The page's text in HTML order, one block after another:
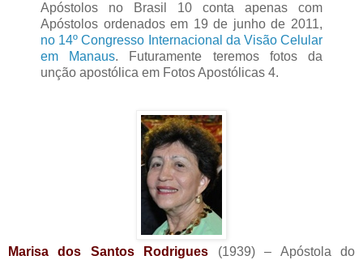
Apóstolos no Brasil 10 conta apenas com
Apóstolos ordenados em 19 de junho de 2011,
no 14º Congresso Internacional da Visão Celular
em Manaus. Futuramente teremos fotos da
unção apostólica em Fotos Apostólicas 4.
Marisa dos Santos Rodrigues (1939) – Apóstola do